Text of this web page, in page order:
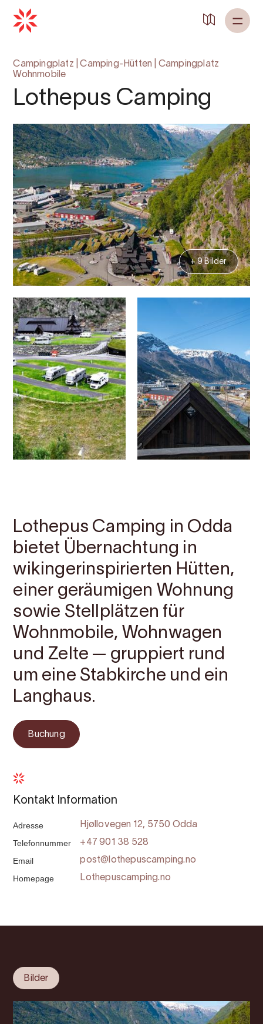
Campingplatz |Camping-Hütten
Campingplatz
Wohnmobile
Lothepus Camping
+ 9 Bilder
Lothepus Camping in Odda
bietet Übernachtung in
wikingerinspirierten Hütten,
einer geräumigen Wohnung
sowie Stellplätzen für
Wohnmobile, Wohnwagen
und Zelte — gruppiert rund
um eine Stabkirche und ein
Langhaus.
Buchung
Kontakt Information
Adresse Hjøllovegen 12, 5750 Odda
Telefonnummer +47 901 38 528
Email post@lothepuscamping.no
Homepage Lothepuscamping.no
Bilder